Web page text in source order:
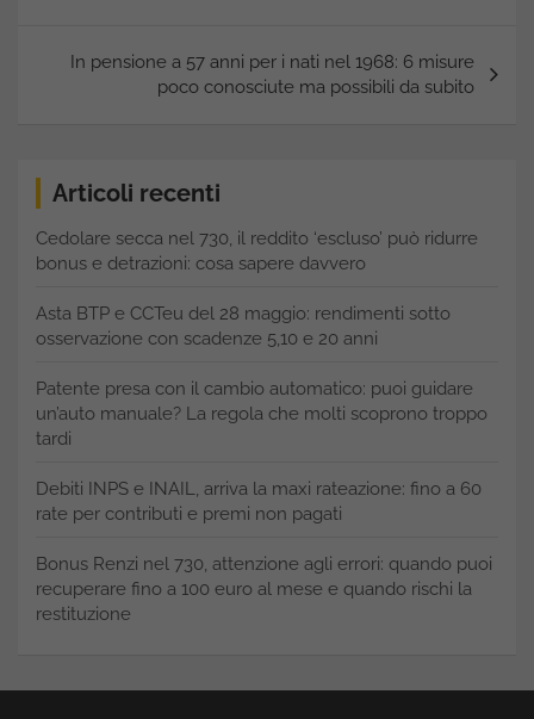
In pensione a 57 anni per i nati nel 1968: 6 misure
poco conosciute ma possibili da subito
Articoli recenti
Cedolare secca nel 730, il reddito ‘escluso’ può ridurre
bonus e detrazioni: cosa sapere davvero
Asta BTP e CCTeu del 28 maggio: rendimenti sotto
osservazione con scadenze 5,10 e 20 anni
Patente presa con il cambio automatico: puoi guidare
un’auto manuale? La regola che molti scoprono troppo
tardi
Debiti INPS e INAIL, arriva la maxi rateazione: fino a 60
rate per contributi e premi non pagati
Bonus Renzi nel 730, attenzione agli errori: quando puoi
recuperare fino a 100 euro al mese e quando rischi la
restituzione